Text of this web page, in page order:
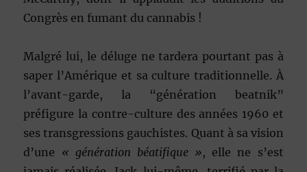
Congrès en fumant du cannabis !
Malgré lui, le déluge ne tardera pourtant pas à
saper l’Amérique et sa culture traditionnelle. À
l’avant-garde, la “génération beatnik”
préfigure la contre-culture des années 1960 et
ses transgressions gauchistes. Quant à sa vision
d’une « génération béatifique », elle ne s’est